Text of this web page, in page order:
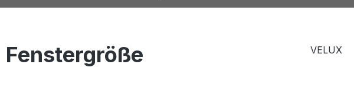
Fenstergröße
VELUX